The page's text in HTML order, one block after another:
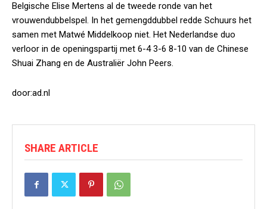
Belgische Elise Mertens al de tweede ronde van het
vrouwendubbelspel. In het gemengddubbel redde Schuurs het
samen met Matwé Middelkoop niet. Het Nederlandse duo
verloor in de openingspartij met 6-4 3-6 8-10 van de Chinese
Shuai Zhang en de Australiër John Peers.
door:ad.nl
SHARE ARTICLE